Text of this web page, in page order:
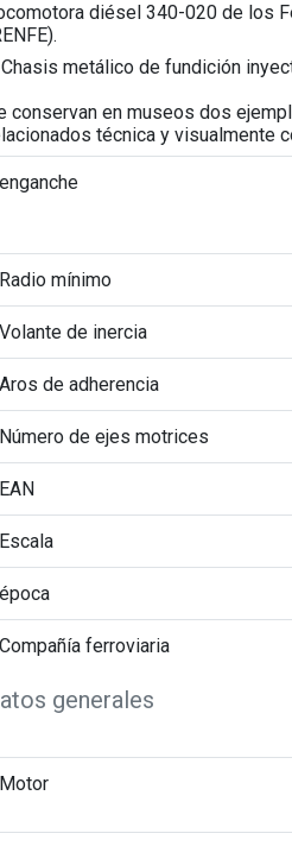
diésel 340-020 de los
metálico de fundición
conservan en museos dos
técnica y visualmente
generales
enganche
Radio mínimo
Volante de inercia
Aros de adherencia
Número de ejes motrices
EAN
Escala
época
Compañía ferroviaria
Motor